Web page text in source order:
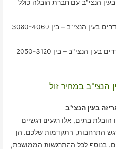
דירת 5 חדרים בעין הנצי"ב עם חברת הובלה כולל
טווח המחירים להובלת דירת 5 חדרים בעין הנצי"ב – בין 3080-4060
טווח המחירים לאריזה דירת 5 חדרים בעין הנצי"ב – בין 2050-3120
הנצי"ב במחיר זול
בעין הנצי"ב
הובלת בתים, אלו רגעים רגשיים
התרחבות, התקדמות שלכם. הן
בנוסף לכל ההתרגשות הממושכת,